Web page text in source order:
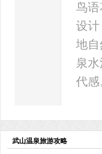
鸟
设
地
泉
代感
武山温泉旅游攻略